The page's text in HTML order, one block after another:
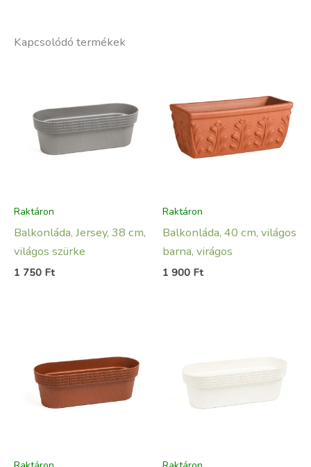
Kapcsolódó termékek
Raktáron
Balkonláda, Jersey, 38 cm,
világos szürke
1 750 Ft
Raktáron
Balkonláda, 40 cm, világos
barna, virágos
1 900 Ft